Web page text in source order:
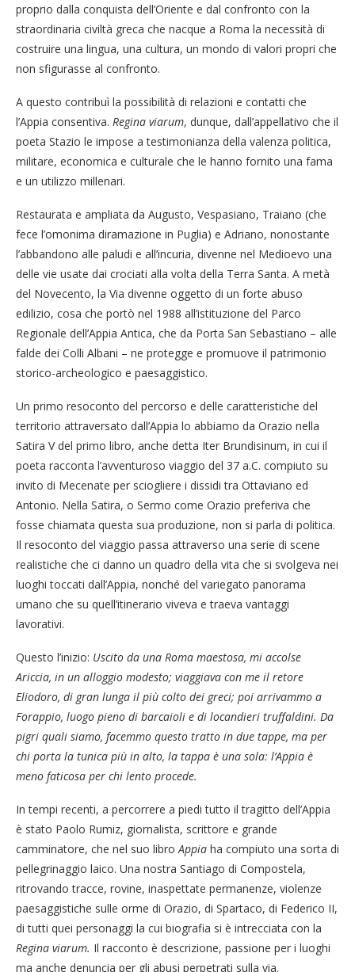
proprio dalla conquista dell’Oriente e dal confronto con la
straordinaria civiltà greca che nacque a Roma la necessità di
costruire una lingua, una cultura, un mondo di valori propri che
non sfigurasse al confronto.
A questo contribuì la possibilità di relazioni e contatti che
l’Appia consentiva. Regina viarum, dunque, dall’appellativo che il
poeta Stazio le impose a testimonianza della valenza politica,
militare, economica e culturale che le hanno fornito una fama
e un utilizzo millenari.
Restaurata e ampliata da Augusto, Vespasiano, Traiano (che
fece l’omonima diramazione in Puglia) e Adriano, nonostante
l’abbandono alle paludi e all’incuria, divenne nel Medioevo una
delle vie usate dai crociati alla volta della Terra Santa. A metà
del Novecento, la Via divenne oggetto di un forte abuso
edilizio, cosa che portò nel 1988 all’istituzione del Parco
Regionale dell’Appia Antica, che da Porta San Sebastiano – alle
falde dei Colli Albani – ne protegge e promuove il patrimonio
storico-archeologico e paesaggistico.
Un primo resoconto del percorso e delle caratteristiche del
territorio attraversato dall’Appia lo abbiamo da Orazio nella
Satira V del primo libro, anche detta Iter Brundisinum, in cui il
poeta racconta l’avventuroso viaggio del 37 a.C. compiuto su
invito di Mecenate per sciogliere i dissidi tra Ottaviano ed
Antonio. Nella Satira, o Sermo come Orazio preferiva che
fosse chiamata questa sua produzione, non si parla di politica.
Il resoconto del viaggio passa attraverso una serie di scene
realistiche che ci danno un quadro della vita che si svolgeva nei
luoghi toccati dall’Appia, nonché del variegato panorama
umano che su quell’itinerario viveva e traeva vantaggi
lavorativi.
Questo l’inizio: Uscito da una Roma maestosa, mi accolse
Ariccia, in un alloggio modesto; viaggiava con me il retore
Eliodoro, di gran lunga il più colto dei greci; poi arrivammo a
Forappio, luogo pieno di barcaioli e di locandieri truffaldini. Da
pigri quali siamo, facemmo questo tratto in due tappe, ma per
chi porta la tunica più in alto, la tappa è una sola: l’Appia è
meno faticosa per chi lento procede.
In tempi recenti, a percorrere a piedi tutto il tragitto dell’Appia
è stato Paolo Rumiz, giornalista, scrittore e grande
camminatore, che nel suo libroAppia ha compiuto una sorta di
pellegrinaggio laico. Una nostra Santiago di Compostela,
ritrovando tracce, rovine, inaspettate permanenze, violenze
paesaggistiche sulle orme di Orazio, di Spartaco, di Federico II,
di tutti quei personaggi la cui biografia si è intrecciata con la
Regina viarum. Il racconto è descrizione, passione per i luoghi
ma anche denuncia per gli abusi perpetrati sulla via.